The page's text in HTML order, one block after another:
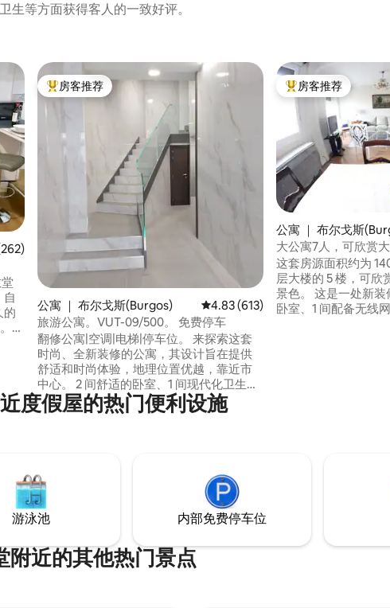
生等方面获得客人的一致好评。
4.79 分（满分 5 分），共 262 条评价
的
热门「房客推荐」
房客推荐
公寓 ｜ 布尔戈斯(Burgos) 平均评分 4.83 分（满分 5 分），共
4.83 (613)
旅游公寓。VUT-09/500。 免费停车
翻修公寓|空调|电梯|停车位。 来探索这套
时尚、全新装修的公寓，其设计旨在提供
舒适和时尚体验，地理位置优越，靠近市
中心。 2 间舒适的卧室、1 间现代化卫生间
+ 1 个半浴室。空调。 舒适的客厅，厨房设
施齐全 大楼配备电梯，入口大厅经过翻修
热门「房客推荐」
房客推荐
公寓 ｜ 布尔戈斯
大公寓7人，可欣赏
这套房源面积约为
层大楼的 5 楼，可欣
景色。 这是一处新
卧室、1 间配备无线
度假屋的热门便利设施
游泳池 内部免费停车位
附近的其他热门景点